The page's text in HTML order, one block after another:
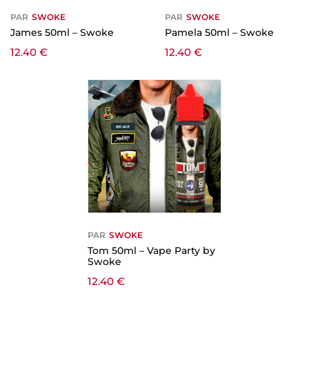
PAR SWOKE
James 50ml – Swoke
12.40 €
PAR SWOKE
Pamela 50ml – Swoke
12.40 €
PAR SWOKE
Tom 50ml – Vape Party by
Swoke
12.40 €